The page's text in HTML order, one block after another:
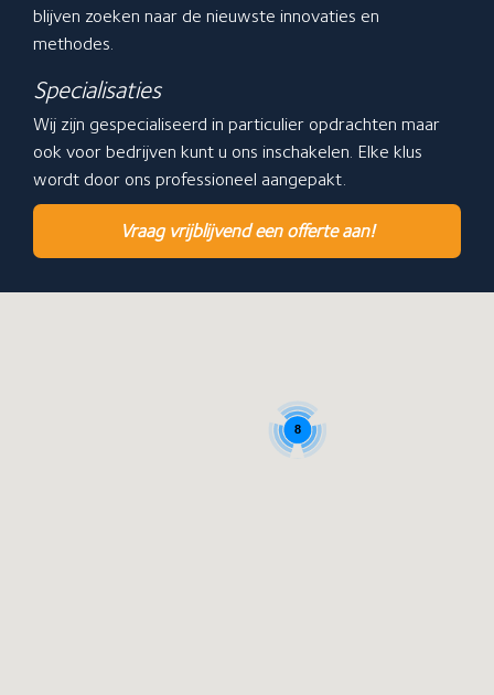
Neem telefonisch contact met ons op: 0515-232223
blijven zoeken naar de nieuwste innovaties en
methodes.
Specialisaties
Wij zijn gespecialiseerd in particulier opdrachten maar
ook voor bedrijven kunt u ons inschakelen. Elke klus
wordt door ons professioneel aangepakt.
Vraag vrijblijvend een offerte aan!
8